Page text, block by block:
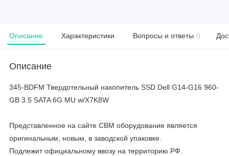
Описание Характеристики Вопросы и ответы 0
Описание
345-BDFM Твердотельный накопитель SSD Dell G14-G16 960-
GB 3.5 SATA 6G MU w/X7K8W
Представленное на сайте CBM оборудование является
оригинальным, новым, в заводской упаковке.
Подлежит официальному ввозу на территорию РФ.